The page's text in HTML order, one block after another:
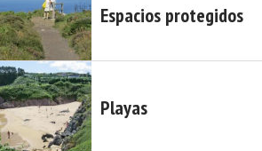
Espacios protegidos
Playas